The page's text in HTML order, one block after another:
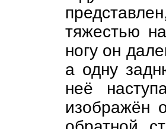
тяжестью
ногу он
а одну
неё
изображён